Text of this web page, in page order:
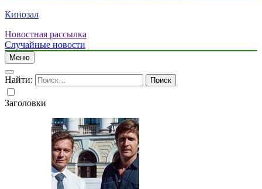
Кинозал
Новостная рассылка
Случайные новости
Меню
Найти:
Заголовки